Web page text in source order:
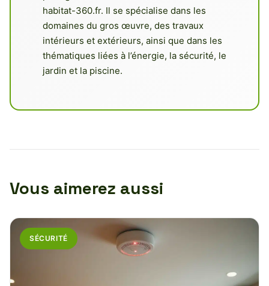
habitat-360.fr. Il se spécialise dans les
domaines du gros œuvre, des travaux
intérieurs et extérieurs, ainsi que dans les
thématiques liées à l’énergie, la sécurité, le
jardin et la piscine.
Vous aimerez aussi
SÉCURITÉ